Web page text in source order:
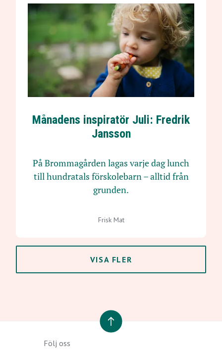
Månadens inspiratör Juli: Fredrik
Jansson
På Brommagården lagas varje dag lunch
till hundratals förskolebarn – alltid från
grunden.
Frisk Mat
VISA FLER
TILL TOPPEN
Följ oss